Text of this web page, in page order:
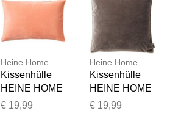
Baumwolle,
100%
Baumwolle,
Kissenhülle
100%
Baumwolle,
Kissenbezüge,
Kissenhülle
Heine Home
Kissenhülle
HEINE HOME
Gr. 1, rot
€ 19,99
Heine Home
Kissenhülle
HEINE HOME
Gr. 1, grau
€ 19,99